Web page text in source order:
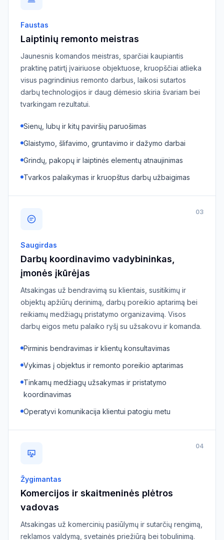
Faustas
Laiptinių remonto meistras
Jaunesnis komandos meistras, sparčiai kaupiantis
praktinę patirtį įvairiuose objektuose, kruopščiai atlieka
visus pagrindinius remonto darbus, laikosi sutartos
darbų technologijos ir daug dėmesio skiria švariam bei
tvarkingam rezultatui.
Sienų, lubų ir kitų paviršių paruošimas
Glaistymo, šlifavimo, gruntavimo ir dažymo darbai
Grindų, pakopų ir laiptinės elementų atnaujinimas
Tvarkos palaikymas ir kruopštus darbų užbaigimas
03
Saugirdas
Darbų koordinavimo vadybininkas,
įmonės įkūrėjas
Atsakingas už bendravimą su klientais, susitikimų ir
objektų apžiūrų derinimą, darbų poreikio aptarimą bei
reikiamų medžiagų pristatymo organizavimą. Visos
darbų eigos metu palaiko ryšį su užsakovu ir komanda.
Pirminis bendravimas ir klientų konsultavimas
Vykimas į objektus ir remonto poreikio aptarimas
Tinkamų medžiagų užsakymas ir pristatymo
koordinavimas
Operatyvi komunikacija klientui patogiu metu
04
Žygimantas
Komercijos ir skaitmeninės plėtros
vadovas
Atsakingas už komercinių pasiūlymų ir sutarčių rengimą,
reklamos valdymą, svetainės priežiūrą bei tobulinimą.